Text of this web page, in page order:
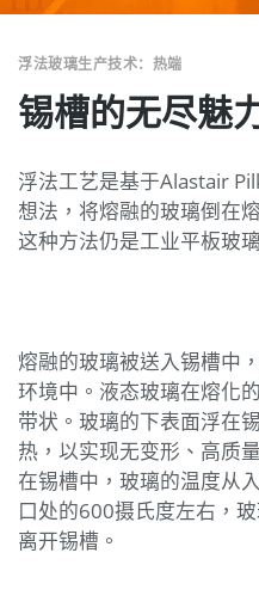
锡槽的无尽魅
浮法玻璃生产技术：热端
浮法工艺是基于Alastair
想法，将熔融的玻璃倒在
这种方法仍是工业平板玻
熔融的玻璃被送入锡槽中
环境中。液态玻璃在熔化
带状。玻璃的下表面浮在
热，以实现无变形、高质
在锡槽中，玻璃的温度从
口处的600摄氏度左右，
离开锡槽。